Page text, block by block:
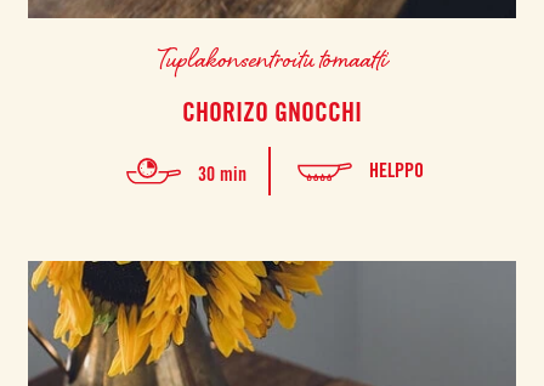
Tuplakonsentroitu tomaatti
CHORIZO GNOCCHI
30 min HELPPO